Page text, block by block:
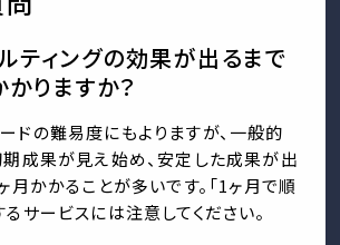
ティングの効果が出るまで
りますか？
ドの難易度にもよりますが、一般的
成果が見え始め、安定した成果が出
かかることが多いです。「1ヶ月で順
サービスには注意してください。